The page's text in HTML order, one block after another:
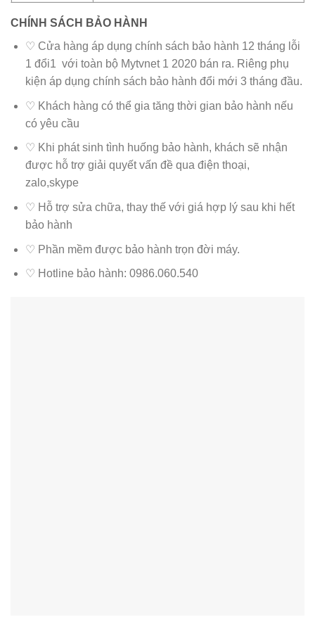
CHÍNH SÁCH BẢO HÀNH
♡ Cửa hàng áp dụng chính sách bảo hành 12 tháng lỗi
1 đổi1 với toàn bộ Mytvnet 1 2020 bán ra. Riêng phụ
kiện áp dụng chính sách bảo hành đổi mới 3 tháng đầu.
♡ Khách hàng có thể gia tăng thời gian bảo hành nếu
có yêu cầu
♡ Khi phát sinh tình huống bảo hành, khách sẽ nhận
được hỗ trợ giải quyết vấn đề qua điện thoại,
zalo,skype
♡ Hỗ trợ sửa chữa, thay thế với giá hợp lý sau khi hết
bảo hành
♡ Phần mềm được bảo hành trọn đời máy.
♡ Hotline bảo hành: 0986.060.540